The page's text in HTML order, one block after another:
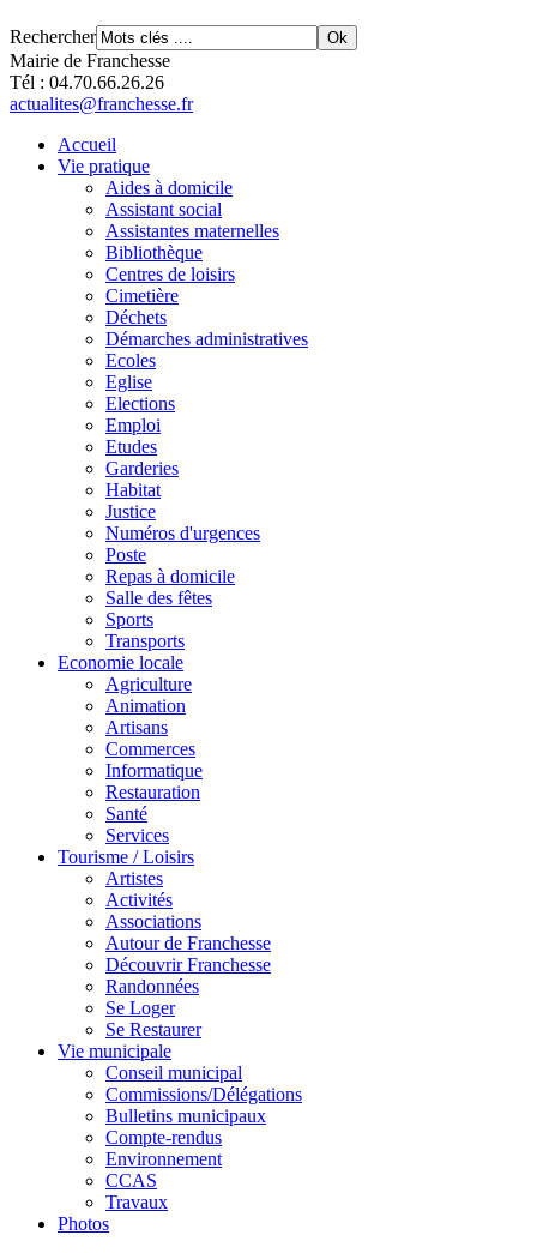
Rechercher
Mairie de Franchesse
Tél : 04.70.66.26.26
actualites@franchesse.fr
Accueil
Vie pratique
Aides à domicile
Assistant social
Assistantes maternelles
Bibliothèque
Centres de loisirs
Cimetière
Déchets
Démarches administratives
Ecoles
Eglise
Elections
Emploi
Etudes
Garderies
Habitat
Justice
Numéros d'urgences
Poste
Repas à domicile
Salle des fêtes
Sports
Transports
Economie locale
Agriculture
Animation
Artisans
Commerces
Informatique
Restauration
Santé
Services
Tourisme / Loisirs
Artistes
Activités
Associations
Autour de Franchesse
Découvrir Franchesse
Randonnées
Se Loger
Se Restaurer
Vie municipale
Conseil municipal
Commissions/Délégations
Bulletins municipaux
Compte-rendus
Environnement
CCAS
Travaux
Photos